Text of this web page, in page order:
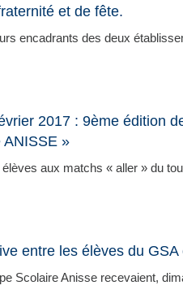
et de fête.
encadrants des deux
2017 : 9ème édition
ANISSE »
aux matchs « aller » du
entre les élèves du
Scolaire Anisse recevaient,